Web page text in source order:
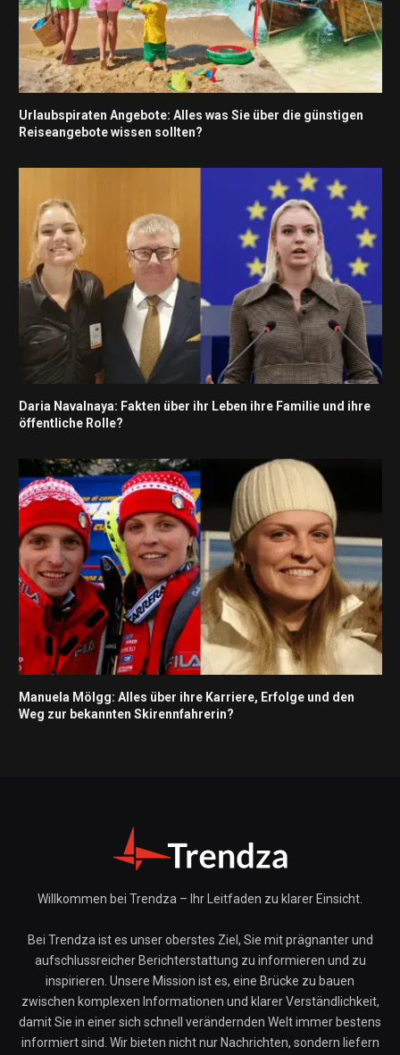
Urlaubspiraten Angebote: Alles was Sie über die günstigen
Reiseangebote wissen sollten?
Daria Navalnaya: Fakten über ihr Leben ihre Familie und ihre
öffentliche Rolle?
Manuela Mölgg: Alles über ihre Karriere, Erfolge und den
Weg zur bekannten Skirennfahrerin?
Willkommen bei Trendza – Ihr Leitfaden zu klarer Einsicht.
Bei Trendza ist es unser oberstes Ziel, Sie mit prägnanter und
aufschlussreicher Berichterstattung zu informieren und zu
inspirieren. Unsere Mission ist es, eine Brücke zu bauen
zwischen komplexen Informationen und klarer Verständlichkeit,
damit Sie in einer sich schnell verändernden Welt immer bestens
informiert sind. Wir bieten nicht nur Nachrichten, sondern liefern